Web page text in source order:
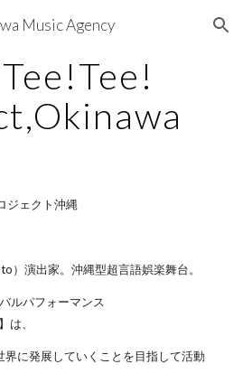
Skip to navigation
Music Agency
ジェクト沖縄
）演出家。沖縄型超言語娯楽舞台。
ルパフォーマンス
は、
界に発展していくことを目指して活動